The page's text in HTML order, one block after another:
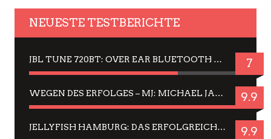
NEUESTE TESTBERICHTE
JBL TUNE 720BT: OVER EAR BLUETOOTH KOPFHÖRER UM DIE 50,-€ IM DAUER-TEST 7
WEGEN DES ERFOLGES – MJ: MICHAEL JACKSON MUSICAL IN EINER MATINEE SEHEN 9.9
JELLYFISH HAMBURG: DAS ERFOLGREICHE SOMMER-MENÜ 2025 IN GEFÜHLEN UND BILDERN 9.9